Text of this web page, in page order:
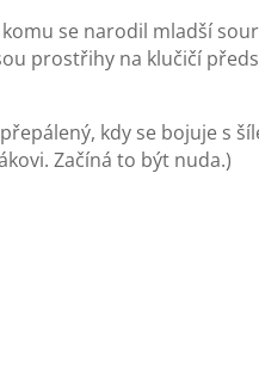
se narodil mladší
prostřihy na klučičí
kdy se bojuje s
Začíná to být nuda.)